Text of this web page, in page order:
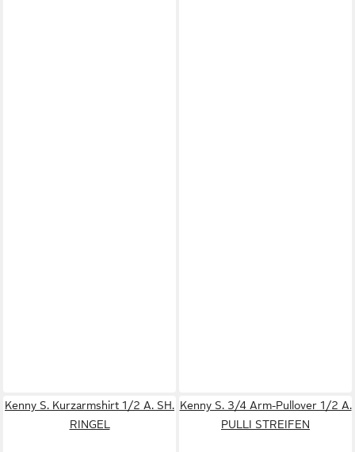
Kenny S. Kurzarmshirt 1/2 A. SH.
RINGEL
Kenny S. 3/4 Arm-Pullover 1/2 A.
PULLI STREIFEN